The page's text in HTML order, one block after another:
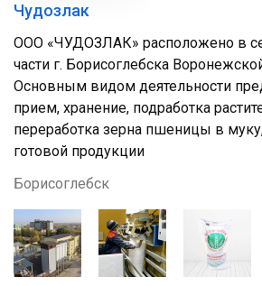
Чудозлак
ООО «ЧУДОЗЛАК» расположено в
части г. Борисоглебска
Основным видом деятельности
прием, хранение, подработка
переработка зерна пшеницы в
готовой продукции
Борисоглебск